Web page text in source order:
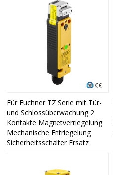
Für Euchner TZ Serie mit Tür-
und Schlossüberwachung 2
Kontakte Magnetverriegelung
Mechanische Entriegelung
Sicherheitsschalter Ersatz